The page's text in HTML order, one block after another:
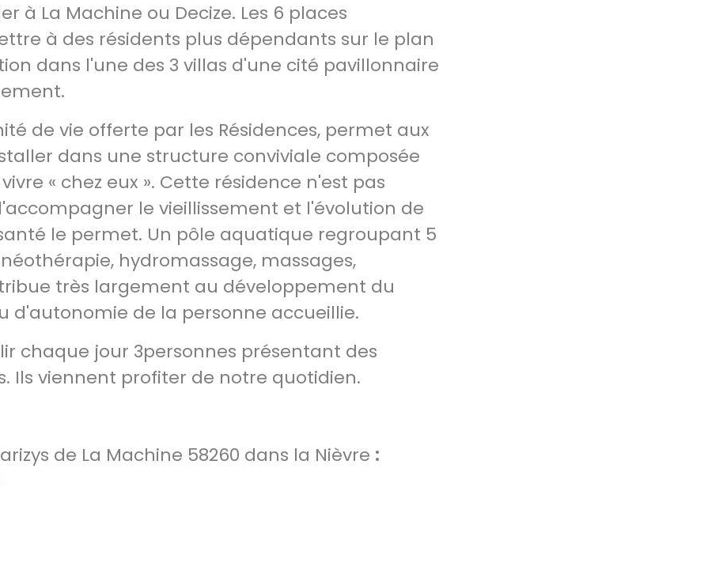
à La Machine ou Decize. Les 6 places
à des résidents plus dépendants sur le plan
dans l'une des 3 villas d'une cité pavillonnaire
de vie offerte par les Résidences, permet aux
dans une structure conviviale composée
« chez eux ». Cette résidence n'est pas
le vieillissement et l'évolution de
le permet. Un pôle aquatique regroupant 5
hydromassage, massages,
très largement au développement du
de la personne accueillie.
chaque jour 3personnes présentant des
Ils viennent profiter de notre quotidien.
de La Machine 58260 dans la Nièvre :